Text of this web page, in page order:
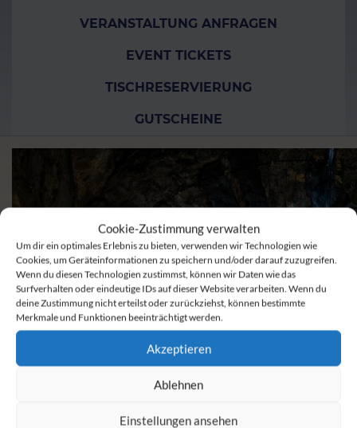
Cookie-Zustimmung verwalten
Um dir ein optimales Erlebnis zu bieten, verwenden wir Technologien wie
Cookies, um Geräteinformationen zu speichern und/oder darauf zuzugreifen.
Wenn du diesen Technologien zustimmst, können wir Daten wie das
Surfverhalten oder eindeutige IDs auf dieser Website verarbeiten. Wenn du
deine Zustimmung nicht erteilst oder zurückziehst, können bestimmte
Merkmale und Funktionen beeinträchtigt werden.
Akzeptieren
Ablehnen
Einstellungen ansehen
VERANSTALTUNG ANFRAGEN
EVENT TICKETS
TISCHRESERVIERUNG
GUTSCHEINE